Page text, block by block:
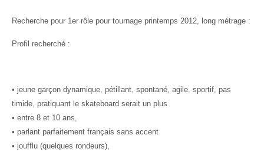
Recherche pour 1er rôle pour tournage printemps 2012, long métrage :
Profil recherché :
• jeune garçon dynamique, pétillant, spontané, agile, sportif, pas
timide, pratiquant le skateboard serait un plus
• entre 8 et 10 ans,
• parlant parfaitement français sans accent
• joufflu (quelques rondeurs),